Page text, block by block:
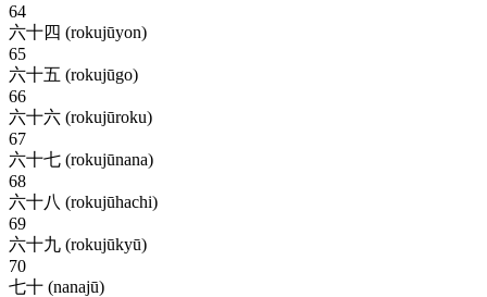
64
六十四 (rokujūyon)
65
六十五 (rokujūgo)
66
六十六 (rokujūroku)
67
六十七 (rokujūnana)
68
六十八 (rokujūhachi)
69
六十九 (rokujūkyū)
70
七十 (nanajū)